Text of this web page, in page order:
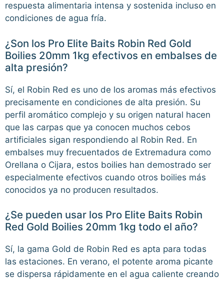
respuesta alimentaria intensa y sostenida incluso en
condiciones de agua fría.
¿Son los Pro Elite Baits Robin Red Gold
Boilies 20mm 1kg efectivos en embalses de
alta presión?
Sí, el Robin Red es uno de los aromas más efectivos
precisamente en condiciones de alta presión. Su
perfil aromático complejo y su origen natural hacen
que las carpas que ya conocen muchos cebos
artificiales sigan respondiendo al Robin Red. En
embalses muy frecuentados de Extremadura como
Orellana o Cijara, estos boilies han demostrado ser
especialmente efectivos cuando otros boilies más
conocidos ya no producen resultados.
¿Se pueden usar los Pro Elite Baits Robin
Red Gold Boilies 20mm 1kg todo el año?
Sí, la gama Gold de Robin Red es apta para todas
las estaciones. En verano, el potente aroma picante
se dispersa rápidamente en el agua caliente creando